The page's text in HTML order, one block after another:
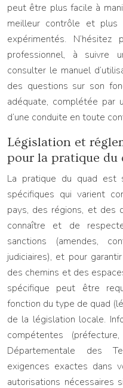
peut être plus facile à
meilleur contrôle et
expérimentés.
professionnel, à suivre
consulter le manuel
des questions sur son
adéquate, complétée par
d’une conduite en toute
Législation et
pour la pratique du
La pratique du quad est
spécifiques qui varient
pays, des régions, et des
connaître et de
sanctions (amendes,
judiciaires), et pour
des chemins et des
spécifique peut être
fonction du type de quad
de la législation locale.
compétentes
Départementale des
exigences exactes dans
autorisations nécessaires